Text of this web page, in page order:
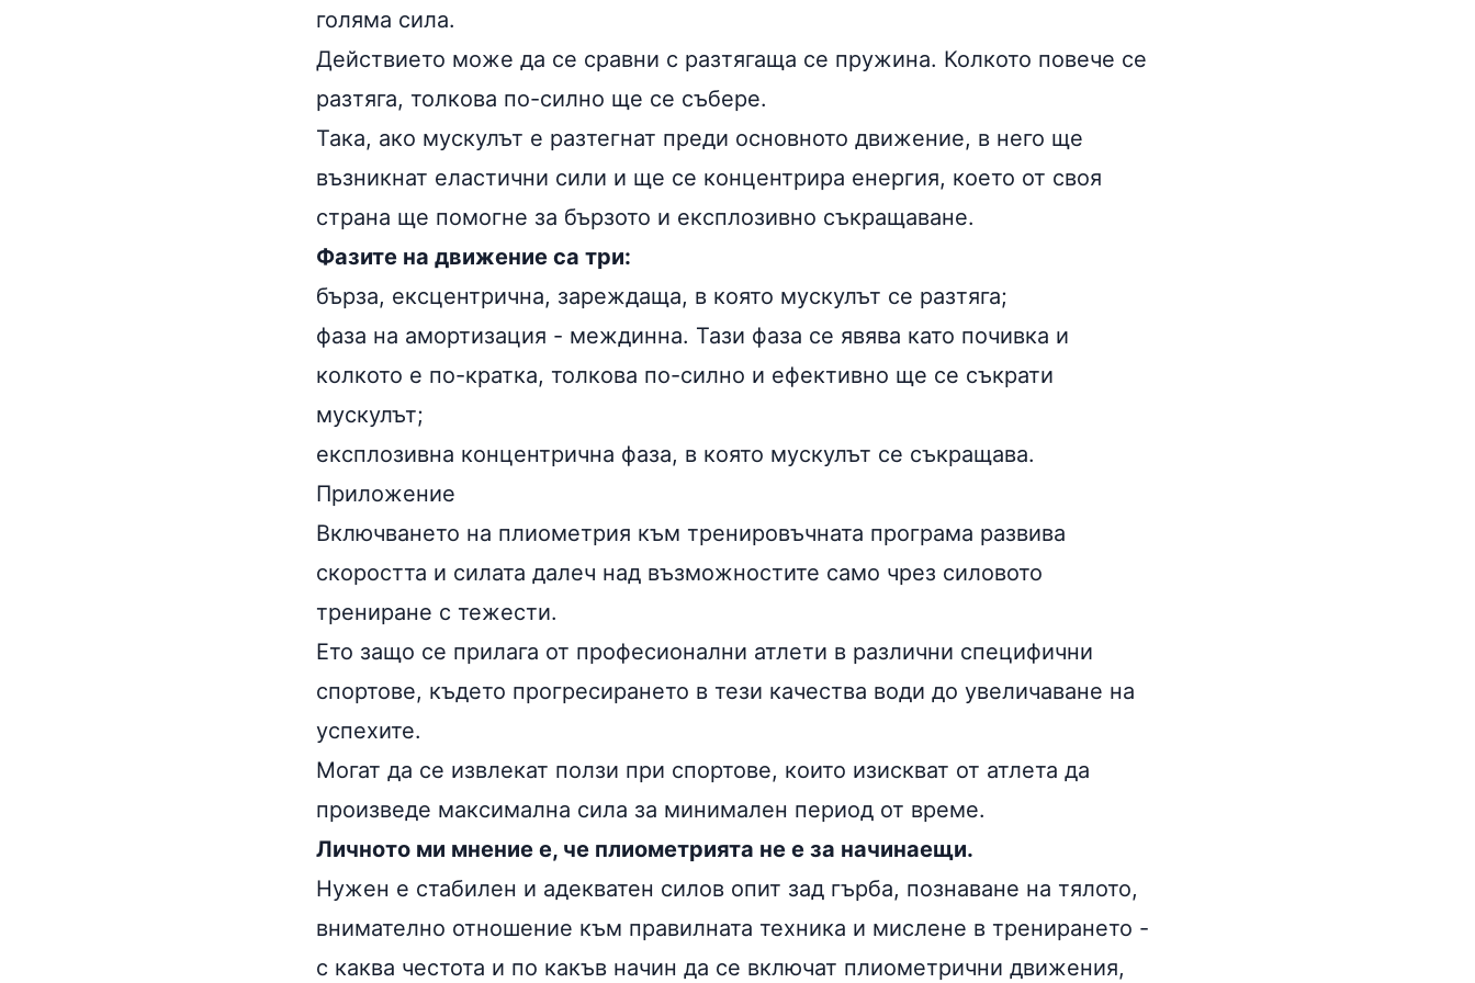
голяма сила.
Действието може да се сравни с разтягаща се пружина. Колкото повече се
разтяга, толкова по-силно ще се събере.
Така, ако мускулът е разтегнат преди основното движение, в него ще
възникнат еластични сили и ще се концентрира енергия, което от своя
страна ще помогне за бързото и експлозивно съкращаване.
Фазите на движение са три:
бърза, ексцентрична, зареждаща, в която мускулът се разтяга;
фаза на амортизация - междинна. Тази фаза се явява като почивка и
колкото е по-кратка, толкова по-силно и ефективно ще се съкрати
мускулът;
експлозивна концентрична фаза, в която мускулът се съкращава.
Приложение
Включването на плиометрия към тренировъчната програма развива
скоростта и силата далеч над възможностите само чрез силовото
трениране с тежести.
Ето защо се прилага от професионални атлети в различни специфични
спортове, където прогресирането в тези качества води до увеличаване на
успехите.
Могат да се извлекат ползи при спортове, които изискват от атлета да
произведе максимална сила за минимален период от време.
Личното ми мнение е, че плиометрията не е за начинаещи.
Нужен е стабилен и адекватен силов опит зад гърба, познаване на тялото,
внимателно отношение към правилната техника и мислене в тренирането -
с каква честота и по какъв начин да се включат плиометрични движения,